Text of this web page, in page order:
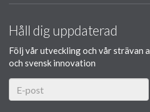
Håll dig uppdaterad
Följ vår utveckling och vår strävan
och svensk innovation